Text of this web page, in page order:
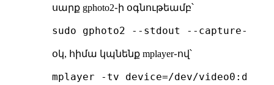
սարք gphoto2֊ի օգնութեամբ՝
օկ, հիմա կպնենք mplayer֊ով՝